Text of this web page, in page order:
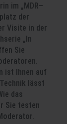
im „MDR–
der
Visite in der
„In
Sie
ist Ihnen auf
lässt
das
Sie testen